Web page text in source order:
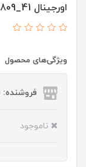
اورجینال 41_809
ویژگی‌های محصول
فروشنده:
ناموجود